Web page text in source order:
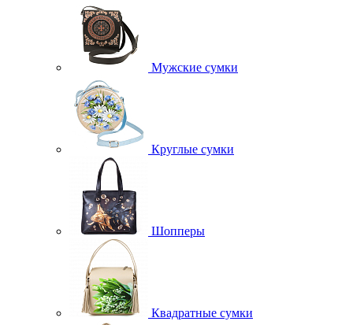
Мужские сумки
Круглые сумки
Шопперы
Квадратные сумки